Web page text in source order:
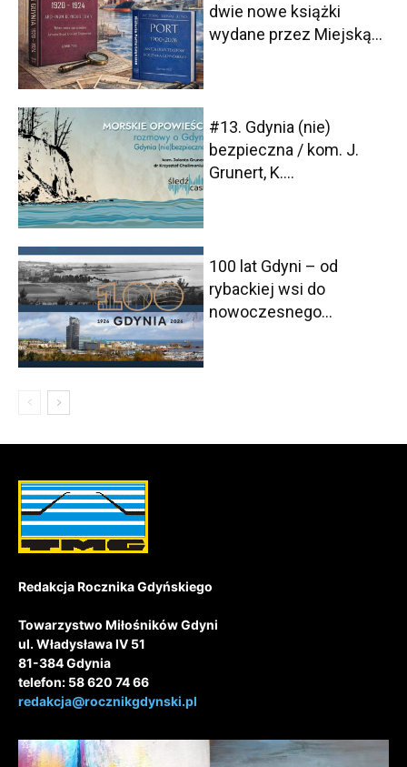
dwie nowe książki
wydane przez Miejską...
#13. Gdynia (nie)
bezpieczna / kom. J.
Grunert, K....
100 lat Gdyni – od
rybackiej wsi do
nowoczesnego...
Redakcja Rocznika Gdyńskiego
Towarzystwo Miłośników Gdyni
ul. Władysława IV 51
81-384 Gdynia
telefon: 58 620 74 66
redakcja@rocznikgdynski.pl